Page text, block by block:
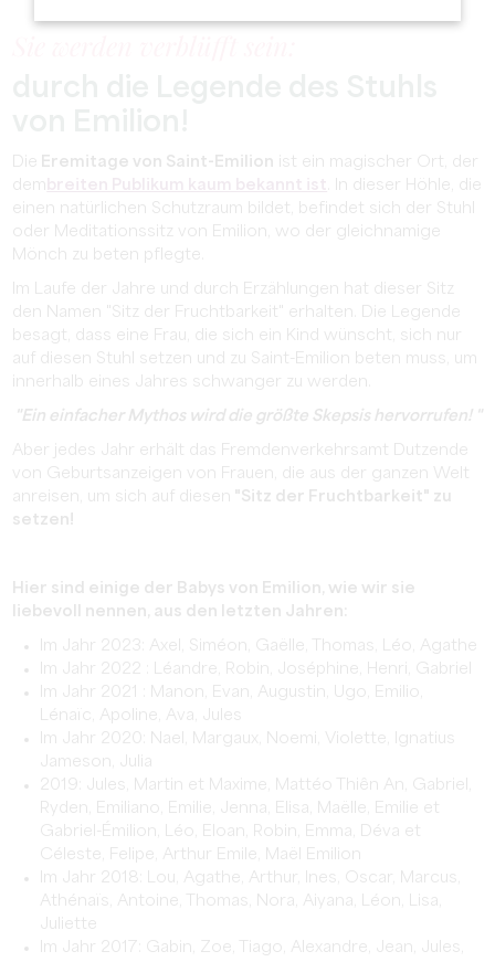
Die Eremitage von Saint-Emilion ist ein magischer Ort, der
dem
. In dieser Höhle, die
einen natürlichen Schutzraum bildet, befindet sich der Stuhl
oder Meditationssitz von Emilion, wo der gleichnamige
Mönch zu beten pflegte.
Im Laufe der Jahre und durch Erzählungen hat dieser Sitz
den Namen "Sitz der Fruchtbarkeit" erhalten. Die Legende
besagt, dass eine Frau, die sich ein Kind wünscht, sich nur
auf diesen Stuhl setzen und zu Saint-Emilion beten muss, um
innerhalb eines Jahres schwanger zu werden.
"Ein einfacher Mythos wird die größte Skepsis hervorrufen!"
Aber jedes Jahr erhält das Fremdenverkehrsamt Dutzende
von Geburtsanzeigen von Frauen, die aus der ganzen Welt
anreisen, um sich auf diesen "Sitz der Fruchtbarkeit" zu
setzen!
Hier sind einige der Babys von Emilion, wie wir sie
liebevoll nennen, aus den letzten Jahren:
Im Jahr 2023: Axel, Siméon, Gaëlle, Thomas, Léo, Agathe
Im Jahr 2022 : Léandre, Robin, Joséphine, Henri, Gabriel
Im Jahr 2021 : Manon, Evan, Augustin, Ugo, Emilio,
Lénaïc, Apoline, Ava, Jules
Im Jahr 2020: Nael, Margaux, Noemi, Violette, Ignatius
Jameson, Julia
2019: Jules, Martin et Maxime, Mattéo Thiên An, Gabriel,
Ryden, Emiliano, Emilie, Jenna, Elisa, Maëlle, Emilie et
Gabriel-Émilion, Léo, Eloan, Robin, Emma, Déva et
Céleste, Felipe, Arthur Emile, Maël Emilion
Im Jahr 2018: Lou, Agathe, Arthur, Ines, Oscar, Marcus,
Athénaïs, Antoine, Thomas, Nora, Aiyana, Léon, Lisa,
Juliette
Im Jahr 2017: Gabin, Zoe, Tiago, Alexandre, Jean, Jules,